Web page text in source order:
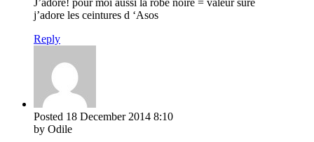
j’adore les ceintures d ‘Asos
Reply
Posted 18 December 2014 8:10
by Odile